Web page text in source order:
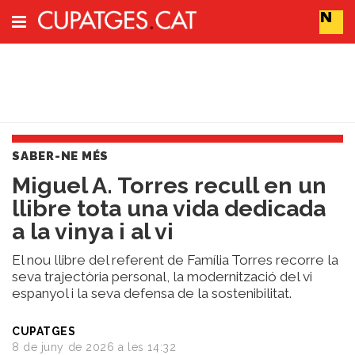
Cerca
Vins
Naturals
Actualitat
Líders
del
canvi
Impacte
Sostenibilitat
Tendències
SABER-NE MÉS
Miguel A. Torres recull en un
llibre tota una vida dedicada
a la vinya i al vi
El nou llibre del referent de Família Torres recorre la
seva trajectòria personal, la modernització del vi
espanyol i la seva defensa de la sostenibilitat.
CUPATGES
8 de juny de 2026 a les 14:32